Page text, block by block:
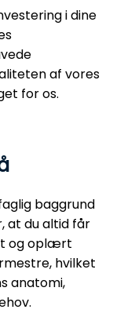
i dine
af vores
for os.
baggrund
at du altid får
og oplært
hvilket
anatomi,